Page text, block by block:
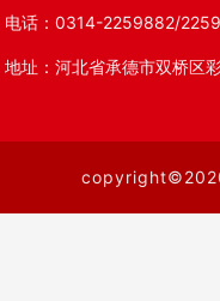
电话：0314-2259882/
地址：河北省承德市双桥区